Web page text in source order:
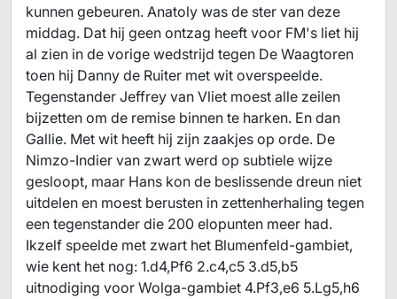
kunnen gebeuren. Anatoly was de ster van deze
middag. Dat hij geen ontzag heeft voor FM's liet hij
al zien in de vorige wedstrijd tegen De Waagtoren
toen hij Danny de Ruiter met wit overspeelde.
Tegenstander Jeffrey van Vliet moest alle zeilen
bijzetten om de remise binnen te harken. En dan
Gallie. Met wit heeft hij zijn zaakjes op orde. De
Nimzo-Indier van zwart werd op subtiele wijze
gesloopt, maar Hans kon de beslissende dreun niet
uitdelen en moest berusten in zettenherhaling tegen
een tegenstander die 200 elopunten meer had.
Ikzelf speelde met zwart het Blumenfeld-gambiet,
wie kent het nog: 1.d4,Pf6 2.c4,c5 3.d5,b5
uitnodiging voor Wolga-gambiet 4.Pf3,e6 5.Lg5,h6